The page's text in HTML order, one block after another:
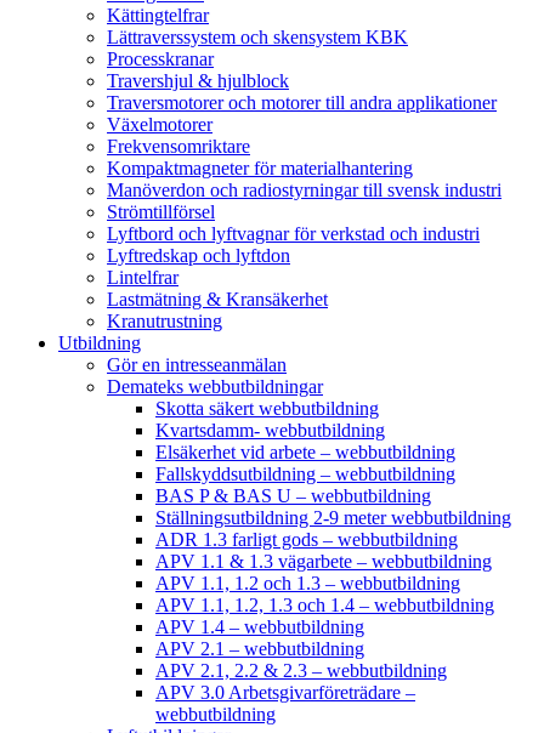
Kättingtelfrar
Lättraverssystem och skensystem KBK
Processkranar
Travershjul & hjulblock
Traversmotorer och motorer till andra applikationer
Växelmotorer
Frekvensomriktare
Kompaktmagneter för materialhantering
Manöverdon och radiostyrningar till svensk industri
Strömtillförsel
Lyftbord och lyftvagnar för verkstad och industri
Lyftredskap och lyftdon
Lintelfrar
Lastmätning & Kransäkerhet
Kranutrustning
Utbildning
Gör en intresseanmälan
Demateks webbutbildningar
Skotta säkert webbutbildning
Kvartsdamm- webbutbildning
Elsäkerhet vid arbete – webbutbildning
Fallskyddsutbildning – webbutbildning
BAS P & BAS U – webbutbildning
Ställningsutbildning 2-9 meter webbutbildning
ADR 1.3 farligt gods – webbutbildning
APV 1.1 & 1.3 vägarbete – webbutbildning
APV 1.1, 1.2 och 1.3 – webbutbildning
APV 1.1, 1.2, 1.3 och 1.4 – webbutbildning
APV 1.4 – webbutbildning
APV 2.1 – webbutbildning
APV 2.1, 2.2 & 2.3 – webbutbildning
APV 3.0 Arbetsgivarföreträdare –
webbutbildning